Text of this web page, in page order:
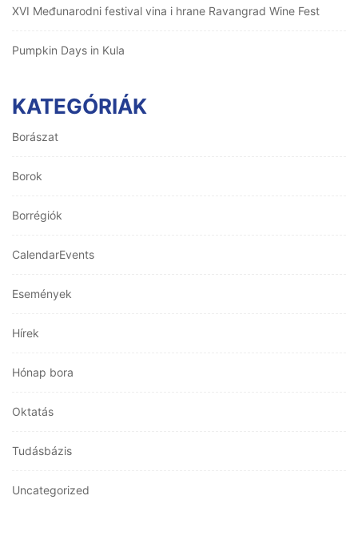
XVI Međunarodni festival vina i hrane Ravangrad Wine Fest
Pumpkin Days in Kula
KATEGÓRIÁK
Borászat
Borok
Borrégiók
CalendarEvents
Események
Hírek
Hónap bora
Oktatás
Tudásbázis
Uncategorized